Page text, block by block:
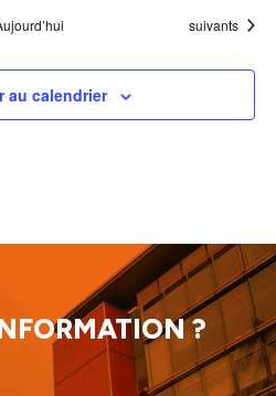
Évènements
suivants
au calendrier
?